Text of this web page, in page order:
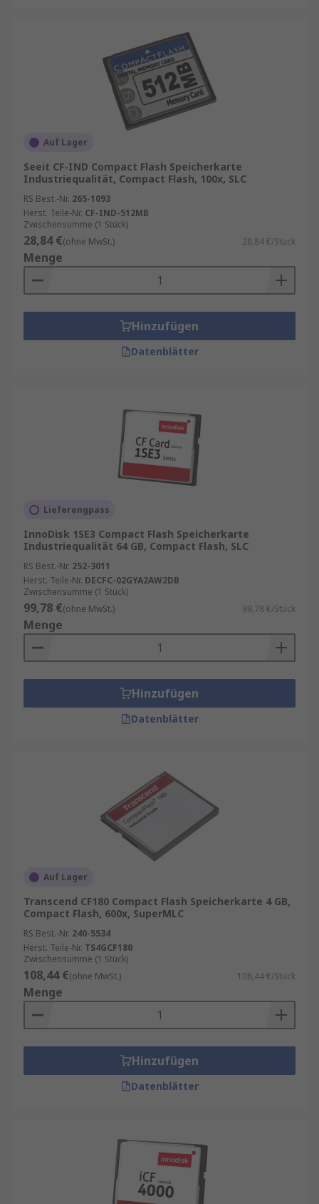
Auf Lager
Seeit CF-IND Compact Flash Speicherkarte
Industriequalität, Compact Flash, 100x, SLC
RS Best.-Nr. 265-1093
Herst. Teile-Nr. CF-IND-512MB
Zwischensumme (1 Stück)
28,84 €(ohne MwSt.) 28,84 €/Stück
Menge
Hinzufügen
Datenblätter
Lieferengpass
InnoDisk 1SE3 Compact Flash Speicherkarte
Industriequalität 64 GB, Compact Flash, SLC
RS Best.-Nr. 252-3011
Herst. Teile-Nr. DECFC-02GYA2AW2DB
Zwischensumme (1 Stück)
99,78 €(ohne MwSt.) 99,78 €/Stück
Menge
Hinzufügen
Datenblätter
Auf Lager
Transcend CF180 Compact Flash Speicherkarte 4 GB,
Compact Flash, 600x, SuperMLC
RS Best.-Nr. 240-5534
Herst. Teile-Nr. TS4GCF180
Zwischensumme (1 Stück)
108,44 €(ohne MwSt.) 108,44 €/Stück
Menge
Hinzufügen
Datenblätter